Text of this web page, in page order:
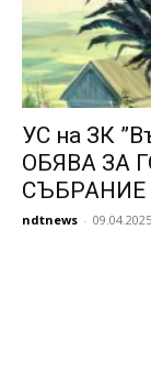
УС на ЗК
ОБЯВА ЗА
СЪБРАНИЕ
ndtnews - 09.04.2025